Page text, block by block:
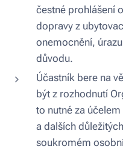
čestné prohlášení
dopravy z
onemocnění,
důvodu.
Účastník bere na
být z rozhodnutí
to nutné za
a dalších
soukromém